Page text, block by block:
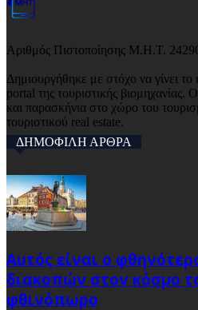
Αριθμός Πιστοποίησης Μ.Η.Τ.
Δημιουργήθηκε με στόχο να γίνει
portal της τουριστικής βιομηχανίας.
και παρασκήνια στο χώρο του
τουριστικού real estate.
ΔΗΜΟΦΙΛΗ ΑΡΘΡΑ
Αυτός είναι ο
διακοπών στον κόσμο
φθινόπωρο